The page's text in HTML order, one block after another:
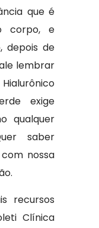
que é
corpo, e
depois de
lembrar
exige
qualquer
saber
nossa
recursos
Clínica